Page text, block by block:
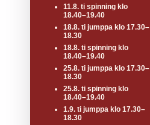
11.8. ti spinning klo
18.40–19.40
18.8. ti jumppa klo 17.30–
18.30
18.8. ti spinning klo
18.40–19.40
25.8. ti jumppa klo 17.30–
18.30
25.8. ti spinning klo
18.40–19.40
1.9. ti jumppa klo 17.30–
18.30